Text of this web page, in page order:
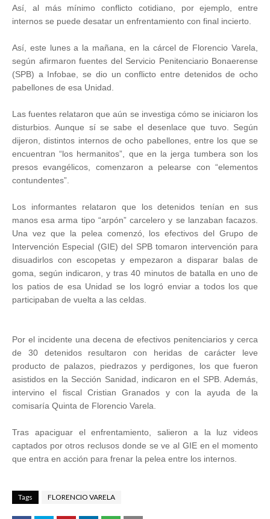
Así, al más mínimo conflicto cotidiano, por ejemplo, entre
internos se puede desatar un enfrentamiento con final incierto.
Así, este lunes a la mañana, en la cárcel de Florencio Varela,
según afirmaron fuentes del Servicio Penitenciario Bonaerense
(SPB) a Infobae, se dio un conflicto entre detenidos de ocho
pabellones de esa Unidad.
Las fuentes relataron que aún se investiga cómo se iniciaron los
disturbios. Aunque sí se sabe el desenlace que tuvo. Según
dijeron, distintos internos de ocho pabellones, entre los que se
encuentran “los hermanitos”, que en la jerga tumbera son los
presos evangélicos, comenzaron a pelearse con “elementos
contundentes”.
Los informantes relataron que los detenidos tenían en sus
manos esa arma tipo “arpón” carcelero y se lanzaban facazos.
Una vez que la pelea comenzó, los efectivos del Grupo de
Intervención Especial (GIE) del SPB tomaron intervención para
disuadirlos con escopetas y empezaron a disparar balas de
goma, según indicaron, y tras 40 minutos de batalla en uno de
los patios de esa Unidad se los logró enviar a todos los que
participaban de vuelta a las celdas.
Por el incidente una decena de efectivos penitenciarios y cerca
de 30 detenidos resultaron con heridas de carácter leve
producto de palazos, piedrazos y perdigones, los que fueron
asistidos en la Sección Sanidad, indicaron en el SPB. Además,
intervino el fiscal Cristian Granados y con la ayuda de la
comisaría Quinta de Florencio Varela.
Tras apaciguar el enfrentamiento, salieron a la luz videos
captados por otros reclusos donde se ve al GIE en el momento
que entra en acción para frenar la pelea entre los internos.
Tags FLORENCIO VARELA